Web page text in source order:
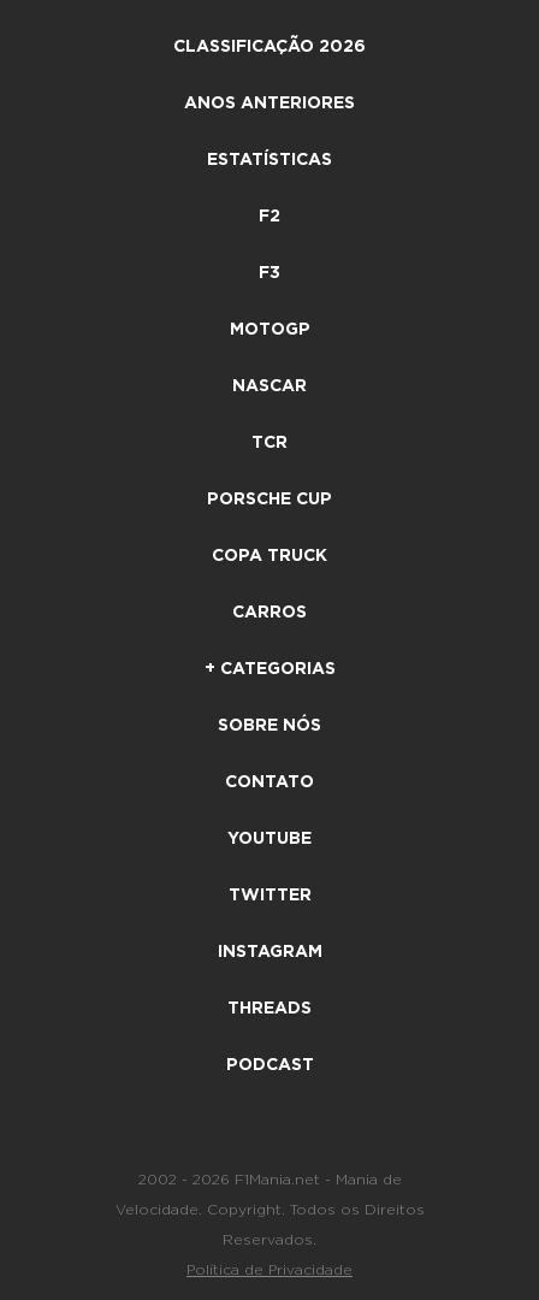
CLASSIFICAÇÃO 2026
ANOS ANTERIORES
ESTATÍSTICAS
F2
F3
MOTOGP
NASCAR
TCR
PORSCHE CUP
COPA TRUCK
CARROS
+ CATEGORIAS
SOBRE NÓS
CONTATO
YOUTUBE
TWITTER
INSTAGRAM
THREADS
PODCAST
2002 - 2026 F1Mania.net - Mania de
Velocidade. Copyright. Todos os Direitos
Reservados.
Política de Privacidade